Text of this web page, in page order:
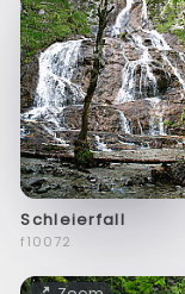
Schleierfall
f10072